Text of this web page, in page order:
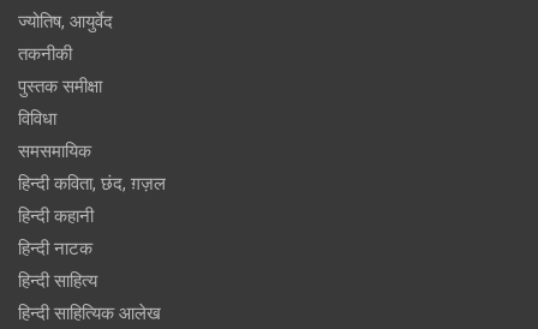
ज्योतिष, आयुर्वेद
तकनीकी
पुस्‍तक समीक्षा
विविधा
समसमायिक
हिन्दी कविता, छंद, ग़ज़ल
हिन्दी कहानी
हिन्‍दी नाटक
हिन्दी साहित्य
हिन्दी साहित्यिक आलेख